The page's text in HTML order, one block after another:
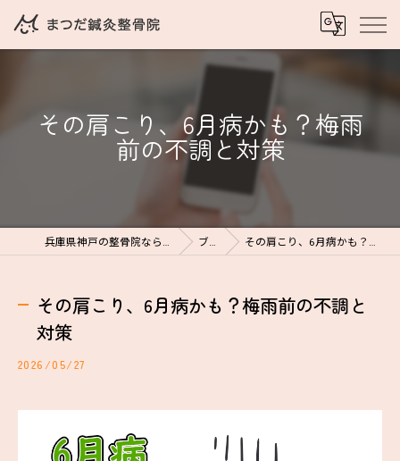
その肩こり、6月病かも？梅雨
前の不調と対策
兵庫県神戸の整骨院ならまつだ鍼灸整骨院 ブログ その肩こり、6月病かも？梅雨前の不調と対策
その肩こり、6月病かも？梅雨前の不調と
対策
2026/05/27